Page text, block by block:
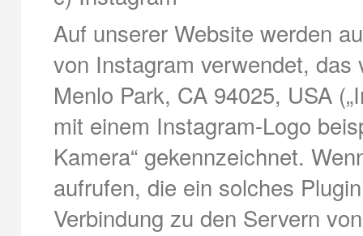
Auf unserer Website werden
von Instagram verwendet,
Menlo Park, CA 94025, USA
mit einem Instagram-Logo
Kamera“ gekennzeichnet.
aufrufen, die ein solches
Verbindung zu den Servern